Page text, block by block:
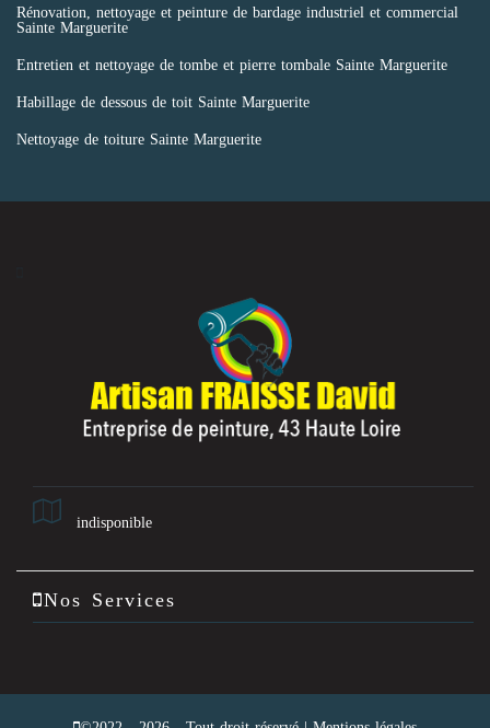
Rénovation, nettoyage et peinture de bardage industriel et commercial
Sainte Marguerite
Entretien et nettoyage de tombe et pierre tombale Sainte Marguerite
Habillage de dessous de toit Sainte Marguerite
Nettoyage de toiture Sainte Marguerite
indisponible
Nos Services